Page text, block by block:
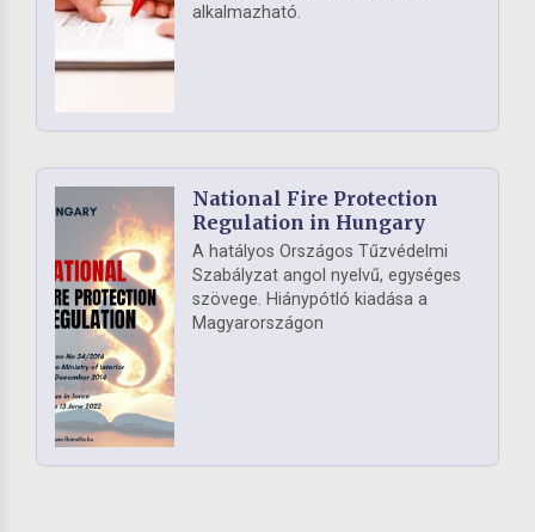
alkalmazható.
National Fire Protection
Regulation in Hungary
A hatályos Országos Tűzvédelmi
Szabályzat angol nyelvű, egységes
szövege. Hiánypótló kiadása a
Magyarországon